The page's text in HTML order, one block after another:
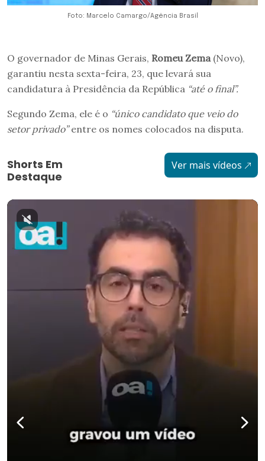
Foto: Marcelo Camargo/Agência Brasil
O governador de Minas Gerais, Romeu Zema(Novo),
garantiu nesta sexta-feira, 23, que levará sua
candidatura à Presidência da República “até o final”.
Segundo Zema, ele é o “único candidato que veio do
setor privado”entre os nomes colocados na disputa.
Shorts Em
Destaque
Ver mais vídeos